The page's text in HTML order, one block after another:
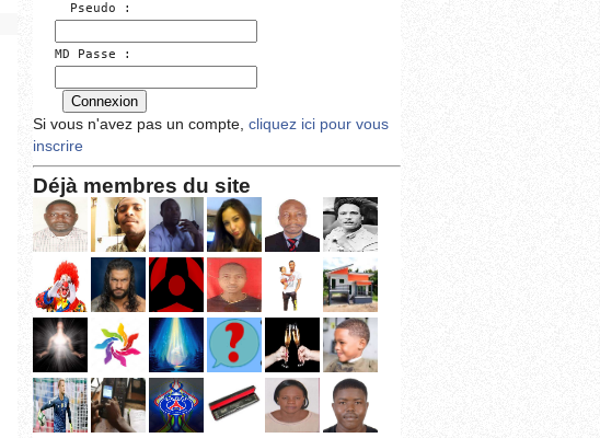
  Pseudo :
MD Passe :
Si vous n'avez pas un compte, cliquez ici pour vous
inscrire
Déjà membres du site